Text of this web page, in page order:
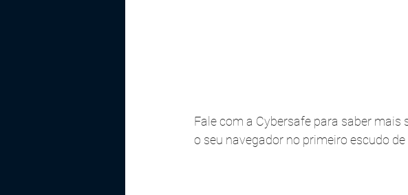
Fale com a Cybersafe para saber
o seu navegador no primeiro escudo